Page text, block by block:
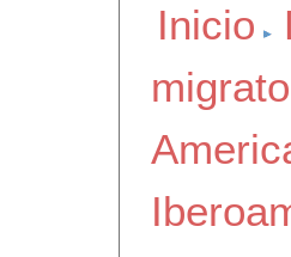
Inicio